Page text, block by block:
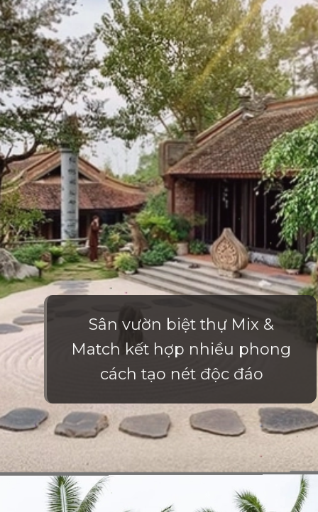
Sân vườn biệt thự Mix &
Match kết hợp nhiều phong
cách tạo nét độc đáo
Đang mở https://vietnamxua.edu.vn/thiet-ke-san-vuon-nha-biet-thu